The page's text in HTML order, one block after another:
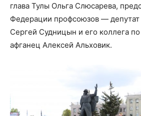
глава Тулы Ольга Слюсарева,
Федерации профсоюзов —
Сергей Судницын и его коллега
афганец Алексей Альховик.